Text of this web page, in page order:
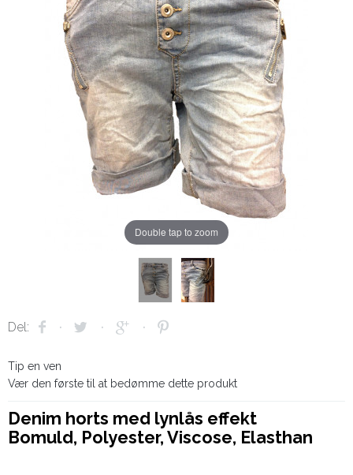
Double tap to zoom
Del:
Tip en ven
Vær den første til at bedømme dette produkt
Denim horts med lynlås effekt
Bomuld, Polyester, Viscose, Elasthan